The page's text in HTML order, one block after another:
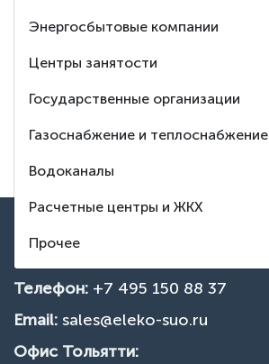
Энергосбытовые компании
Центры занятости
Государственные организации
Газоснабжение и теплоснабжение
Водоканалы
Расчетные центры и ЖКХ
Прочее
Тех. поддержка
ВВЕРХ
Контакты
Телефон: +7 495 150 88 37
Email: sales@eleko-suo.ru
Офис Тольятти: